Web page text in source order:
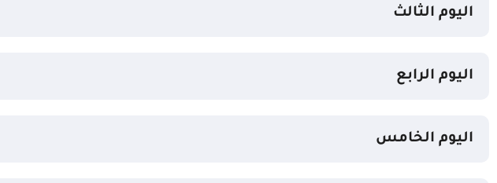
اليوم الثالث
اليوم الرابع
اليوم الخامس